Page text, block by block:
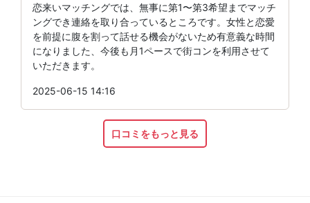
恋来いマッチングでは、無事に第1〜第3希望までマッチ
ングでき連絡を取り合っているところです。女性と恋愛
を前提に腹を割って話せる機会がないため有意義な時間
になりました、今後も月1ペースで街コンを利用させて
いただきます。
2025-06-15 14:16
口コミをもっと見る